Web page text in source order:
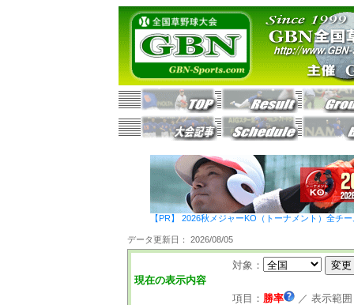
【PR】 2026秋メジャーKO（トーナメント）全チ
データ更新日： 2026/08/05
現在の表示内容
対象：
項目： 勝率 ／ 表示範囲